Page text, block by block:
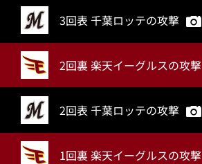
3回表 千葉ロッテの攻撃
2回裏 楽天イーグルスの攻撃
2回表 千葉ロッテの攻撃
1回裏 楽天イーグルスの攻撃